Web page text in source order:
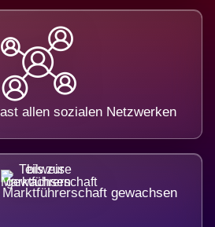
allen sozialen Netzwerken
gewachsen